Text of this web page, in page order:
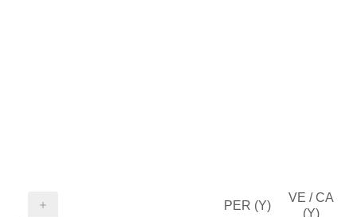
PER (Y)
VE / CA
(Y)